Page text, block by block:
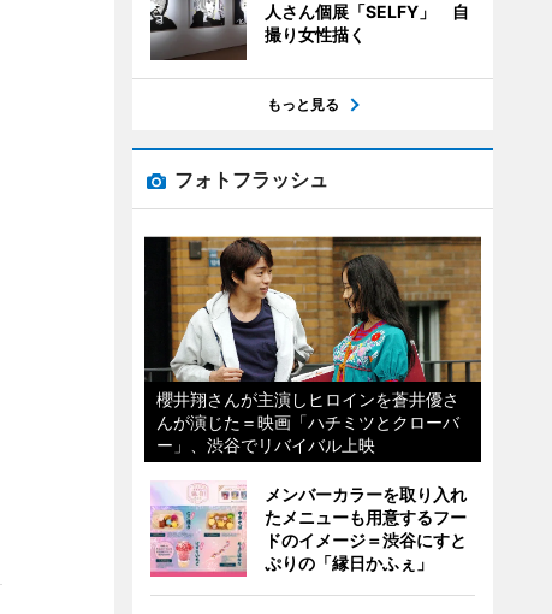
人さん個展「SELFY」 自
撮り女性描く
もっと見る
フォトフラッシュ
櫻井翔さんが主演しヒロインを蒼井優さ
んが演じた＝映画「ハチミツとクローバ
ー」、渋谷でリバイバル上映
メンバーカラーを取り入れ
たメニューも用意するフー
ドのイメージ＝渋谷にすと
ぷりの「縁日かふぇ」